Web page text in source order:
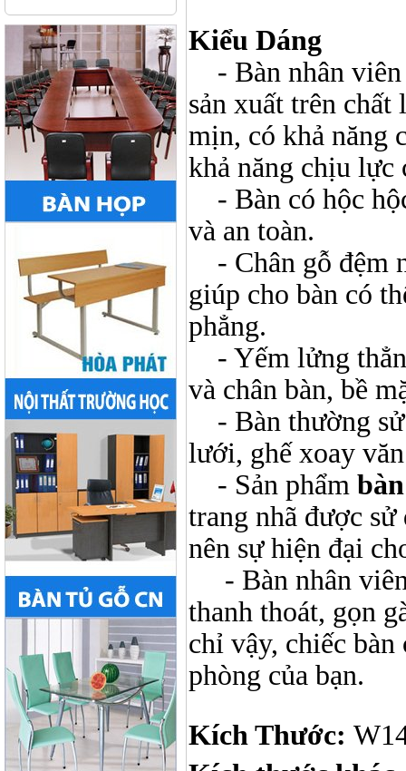
Kiểu Dáng
- Bàn nhân viên
sản xuất trên chất
mịn, có khả năng
khả năng chịu lực
- Bàn có hộc
và an toàn.
- Chân gỗ đệm
giúp cho bàn có
phẳng.
- Yếm lửng
và chân bàn, bề
- Bàn thường
lưới, ghế xoay
- Sản phẩm
trang nhã được
nên sự hiện đại
- Bàn nhân
thanh thoát, gọn
chỉ vậy, chiếc bàn
phòng của bạn.
Kích Thước: